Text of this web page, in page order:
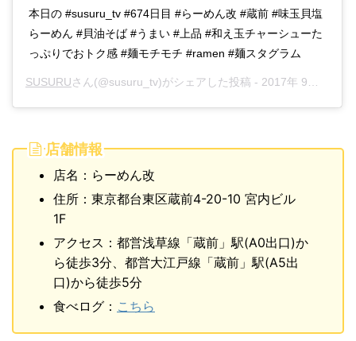
本日の #susuru_tv #674日目 #らーめん改 #蔵前 #味玉貝塩
らーめん #貝油そば #うまい #上品 #和え玉チャーシューた
っぷりでおトク感 #麺モチモチ #ramen #麺スタグラム
SUSURUさん(@susuru_tv)がシェアした投稿 - 2017年 9月月6日午前5時33分PDT
店舗情報
店名：らーめん改
住所：東京都台東区蔵前4-20-10 宮内ビル
1F
アクセス：都営浅草線「蔵前」駅(A0出口)か
ら徒歩3分、都営大江戸線「蔵前」駅(A5出
口)から徒歩5分
食べログ： こちら